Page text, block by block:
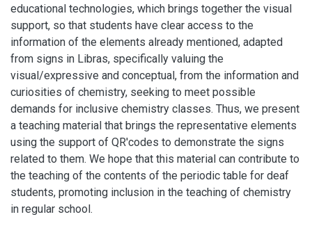
educational technologies, which brings together the visual
support, so that students have clear access to the
information of the elements already mentioned, adapted
from signs in Libras, specifically valuing the
visual/expressive and conceptual, from the information and
curiosities of chemistry, seeking to meet possible
demands for inclusive chemistry classes. Thus, we present
a teaching material that brings the representative elements
using the support of QR'codes to demonstrate the signs
related to them. We hope that this material can contribute to
the teaching of the contents of the periodic table for deaf
students, promoting inclusion in the teaching of chemistry
in regular school.